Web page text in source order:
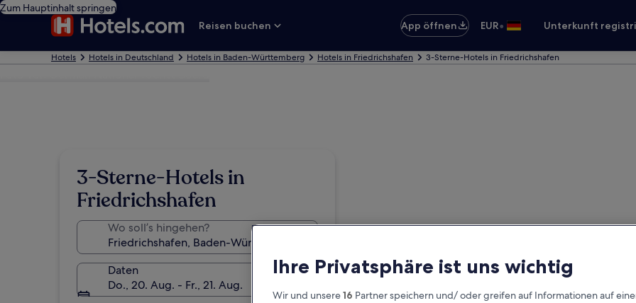
Zum Hauptinhalt springen
Reisen buchen
App öffnen EUR• Unterkunft
Hotels Hotels in Deutschland Hotels in Baden-Württemberg Hotels in Friedrichshafen 3-Sterne-Hotels in Friedrichshafen
3-Sterne-Hotels in
Friedrichshafen
Wo soll’s hingehen?
Daten
Do., 20. Aug. - Fr., 21. Aug.
Ihre Privatsphäre ist uns wichtig
Wir und unsere16 Partner speichern und/ oder greifen auf Informationen auf